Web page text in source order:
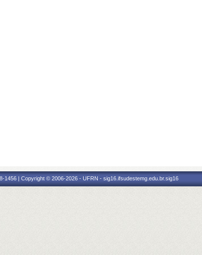
1456 | Copyright © 2006-2026 - UFRN - sig16.ifsudestemg.edu.br.sig16